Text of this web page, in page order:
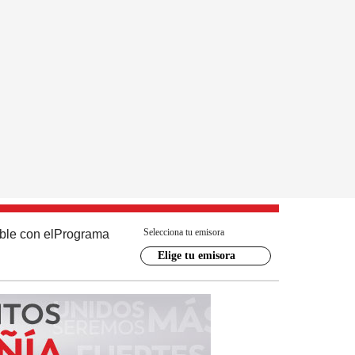
con el Programa Selecciona tu emisora
Elige tu emisora